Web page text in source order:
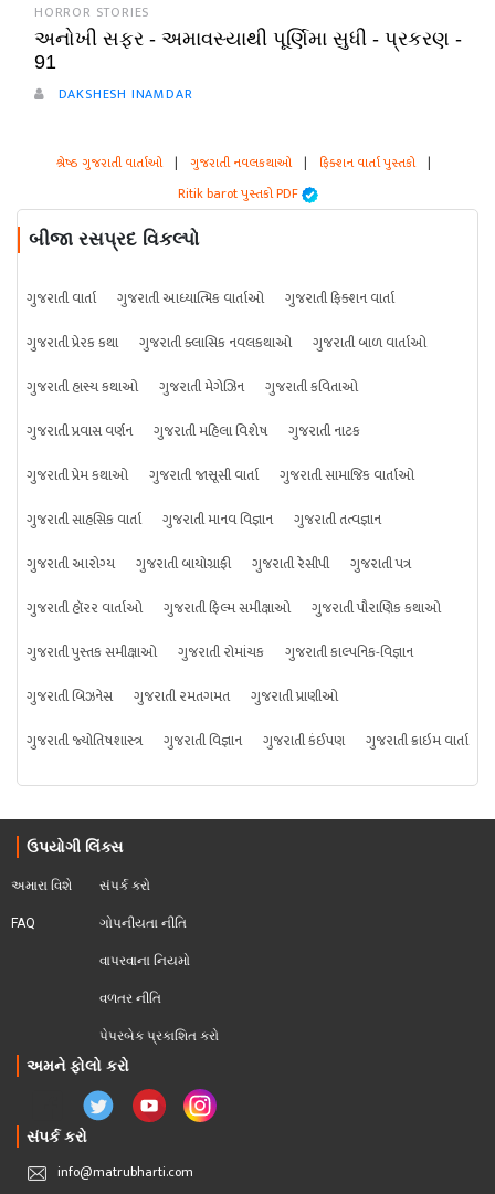
HORROR STORIES
અનોખી સફર - અમાવસ્યાથી પૂર્ણિમા સુધી - પ્રકરણ -
91
DAKSHESH INAMDAR
શ્રેષ્ઠ ગુજરાતી વાર્તાઓ | ગુજરાતી નવલકથાઓ | ફિક્શન વાર્તા પુસ્તકો |
Ritik barot પુસ્તકો PDF
બીજા રસપ્રદ વિકલ્પો
ગુજરાતી વાર્તા ગુજરાતી આધ્યાત્મિક વાર્તાઓ
ગુજરાતી ફિક્શન વાર્તા
ગુજરાતી પ્રેરક કથા
ગુજરાતી ક્લાસિક નવલકથાઓ
ગુજરાતી બાળ વાર્તાઓ
ગુજરાતી હાસ્ય કથાઓ
ગુજરાતી મેગેઝિન
ગુજરાતી કવિતાઓ
ગુજરાતી પ્રવાસ વર્ણન
ગુજરાતી મહિલા વિશેષ
ગુજરાતી નાટક
ગુજરાતી પ્રેમ કથાઓ
ગુજરાતી જાસૂસી વાર્તા
ગુજરાતી સામાજિક વાર્તાઓ
ગુજરાતી સાહસિક વાર્તા
ગુજરાતી માનવ વિજ્ઞાન
ગુજરાતી તત્વજ્ઞાન
ગુજરાતી આરોગ્ય
ગુજરાતી બાયોગ્રાફી ગુજરાતી રેસીપી
ગુજરાતી પત્ર
ગુજરાતી હૉરર વાર્તાઓ
ગુજરાતી ફિલ્મ સમીક્ષાઓ
ગુજરાતી પૌરાણિક કથાઓ
ગુજરાતી પુસ્તક સમીક્ષાઓ
ગુજરાતી રોમાંચક
ગુજરાતી કાલ્પનિક-વિજ્ઞાન
ગુજરાતી બિઝનેસ
ગુજરાતી રમતગમત
ગુજરાતી પ્રાણીઓ
ગુજરાતી જ્યોતિષશાસ્ત્ર
ગુજરાતી વિજ્ઞાન ગુજરાતી કંઈપણ ગુજરાતી ક્રાઇમ વાર્તા
ઉપયોગી લિંક્સ
અમારા વિશે
FAQ
સંપર્ક કરો
ગોપનીયતા નીતિ
વાપરવાના નિયમો
વળતર નીતિ
પેપરબેક પ્રકાશિત કરો
અમને ફોલો કરો
સંપર્ક કરો
info@matrubharti.com